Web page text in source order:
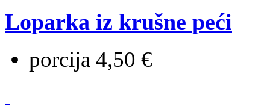
Loparka iz krušne peći
porcija 4,50 €